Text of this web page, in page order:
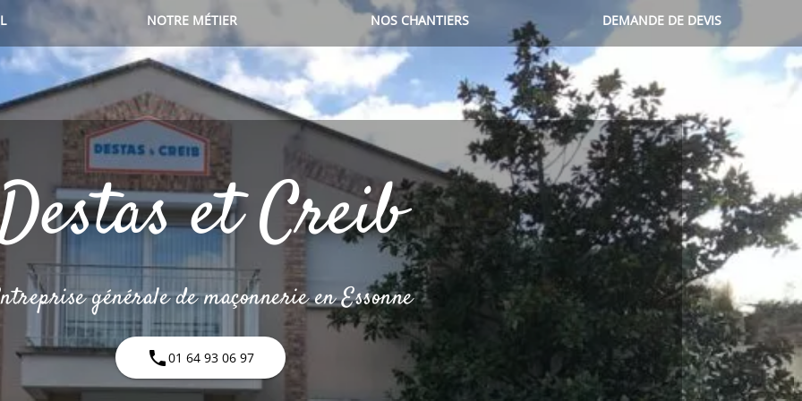
NOTRE MÉTIER NOS CHANTIERS DEMANDE DE DEVIS
et Creib
générale de maçonnerie en Essonne
phone01 64 93 06 97